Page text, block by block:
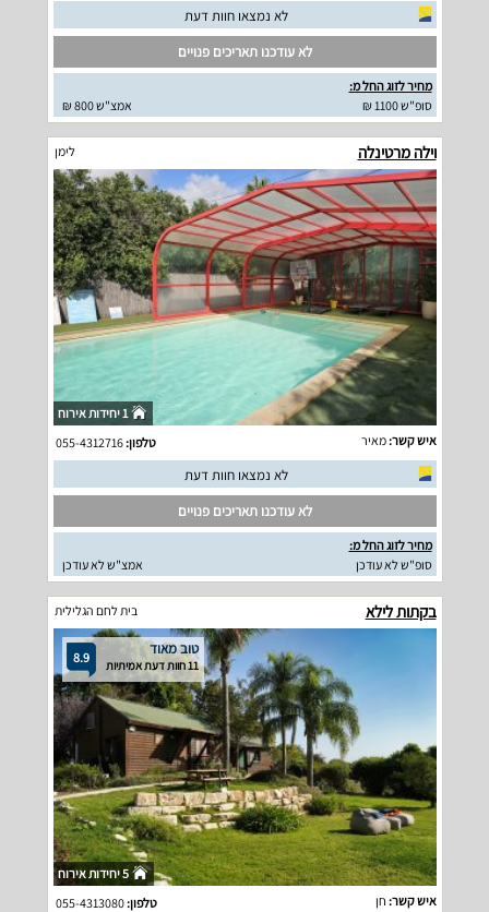
לא נמצאו חוות דעת
לא עודכנו תאריכים פנויים
מחיר לזוג החל מ:
סופ"ש 1100 ₪
אמצ"ש 800 ₪
וילה מרטינלה לימן
1 יחידות אירוח
איש קשר:מאיר טלפון:055-4312716
לא נמצאו חוות דעת
לא עודכנו תאריכים פנויים
מחיר לזוג החל מ:
סופ"ש לא עודכן
אמצ"ש לא עודכן
בקתות לילא בית לחם הגלילית
8.9 טוב מאוד
11 חוות דעת אמיתיות
5 יחידות אירוח
איש קשר: חן טלפון:055-4313080